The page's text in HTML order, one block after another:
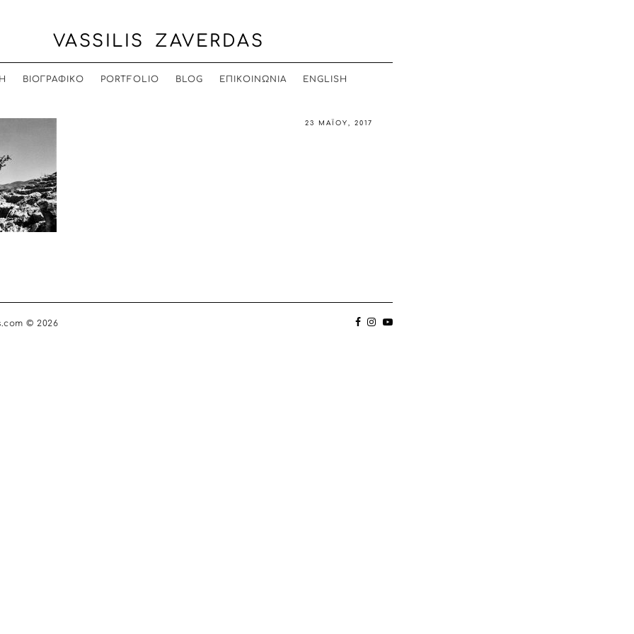
VASSILIS ZAVERDAS
ΒΙΟΓΡΑΦΙΚΟ PORTFOLIO BLOG ΕΠΙΚΟΙΝΩΝΙΑ ENGLISH
23 ΜΑΪ́ΟΥ, 2017
© 2026